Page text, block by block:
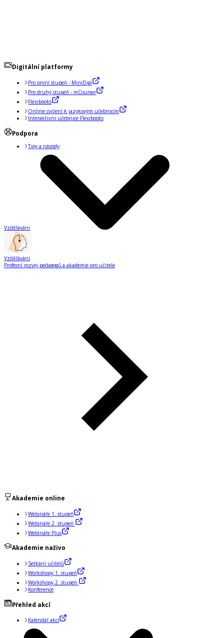
Digitální platformy
Pro první stupeň - MiniDigi
Pro druhý stupeň - mCourser
Flexibooks
Online cvičení k jazykovým učebnicím
Interaktivní učebnice Flexibooks
Podpora
Tipy a návody
Vzdělávání
Vzdělávání
Profesní rozvoj pedagogů a akademie pro učitele
Akademie online
Webináře 1. stupeň
Webináře 2. stupeň
Webináře Plus
Akademie naživo
Setkání učitelů
Workshopy 1. stupeň
Workshopy 2. stupeň
Konference
Přehled akcí
Kalendář akcí